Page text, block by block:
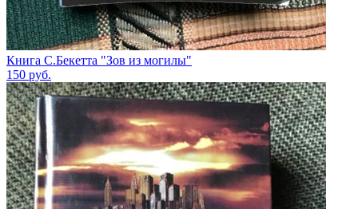
Книга С.Бекетта "Зов из могилы"
150 руб.